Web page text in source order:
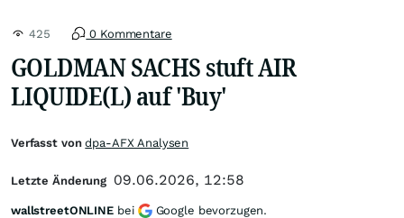
425 0 Kommentare
GOLDMAN SACHS stuft AIR
LIQUIDE(L) auf 'Buy'
Verfasst vondpa-AFX Analysen
Letzte Änderung 09.06.2026, 12:58
wallstreetONLINE bei Google bevorzugen.